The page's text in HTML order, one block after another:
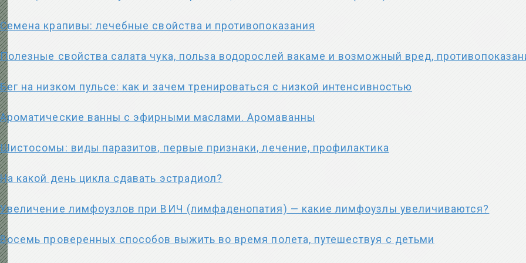
Семена крапивы: лечебные свойства и противопоказания
Полезные свойства салата чука, польза водорослей вакаме и возможный вред,
Бег на низком пульсе: как и зачем тренироваться с низкой интенсивностью
Ароматические ванны с эфирными маслами. Аромаванны
Шистосомы: виды паразитов, первые признаки, лечение, профилактика
На какой день цикла сдавать эстрадиол?
Увеличение лимфоузлов при ВИЧ (лимфаденопатия) — какие лимфоузлы увеличиваются?
Восемь проверенных способов выжить во время полета, путешествуя с детьми